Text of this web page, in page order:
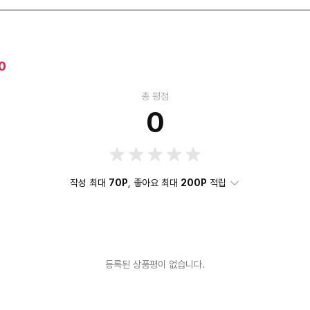
총 평점
0
작성 최대 70P , 좋아요 최대 200P 적립
등록된 상품평이 없습니다.